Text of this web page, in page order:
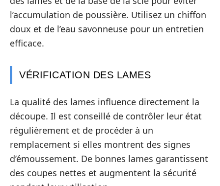
l’accumulation de poussière. Utilisez un chiffon
doux et de l’eau savonneuse pour un entretien
efficace.
VÉRIFICATION DES LAMES
La qualité des lames influence directement la
découpe. Il est conseillé de contrôler leur état
régulièrement et de procéder à un
remplacement si elles montrent des signes
d’émoussement. De bonnes lames garantissent
des coupes nettes et augmentent la sécurité